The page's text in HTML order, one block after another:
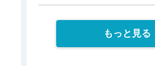
もっと見る